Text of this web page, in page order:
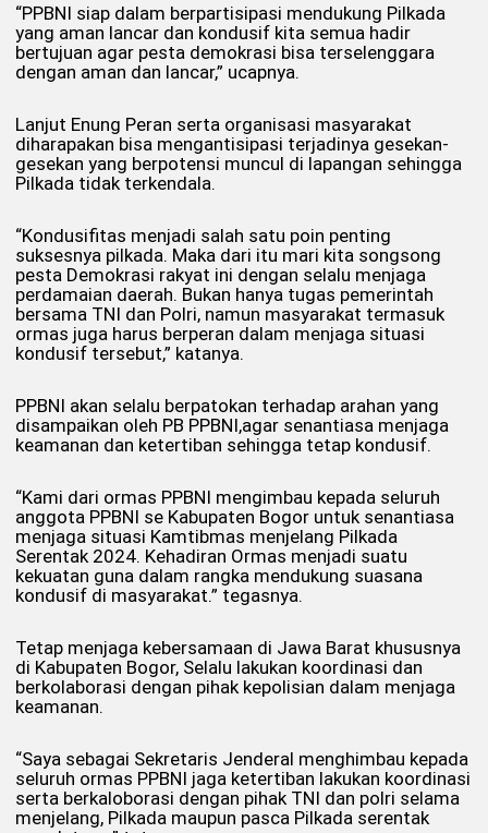
“PPBNI siap dalam berpartisipasi mendukung Pilkada
yang aman lancar dan kondusif kita semua hadir
bertujuan agar pesta demokrasi bisa terselenggara
dengan aman dan lancar,” ucapnya.
Lanjut Enung Peran serta organisasi masyarakat
diharapakan bisa mengantisipasi terjadinya gesekan-
gesekan yang berpotensi muncul di lapangan sehingga
Pilkada tidak terkendala.
“Kondusifitas menjadi salah satu poin penting
suksesnya pilkada. Maka dari itu mari kita songsong
pesta Demokrasi rakyat ini dengan selalu menjaga
perdamaian daerah. Bukan hanya tugas pemerintah
bersama TNI dan Polri, namun masyarakat termasuk
ormas juga harus berperan dalam menjaga situasi
kondusif tersebut,” katanya.
PPBNI akan selalu berpatokan terhadap arahan yang
disampaikan oleh PB PPBNI,agar senantiasa menjaga
keamanan dan ketertiban sehingga tetap kondusif.
“Kami dari ormas PPBNI mengimbau kepada seluruh
anggota PPBNI se Kabupaten Bogor untuk senantiasa
menjaga situasi Kamtibmas menjelang Pilkada
Serentak 2024. Kehadiran Ormas menjadi suatu
kekuatan guna dalam rangka mendukung suasana
kondusif di masyarakat.” tegasnya.
Tetap menjaga kebersamaan di Jawa Barat khususnya
di Kabupaten Bogor, Selalu lakukan koordinasi dan
berkolaborasi dengan pihak kepolisian dalam menjaga
keamanan.
“Saya sebagai Sekretaris Jenderal menghimbau kepada
seluruh ormas PPBNI jaga ketertiban lakukan koordinasi
serta berkaloborasi dengan pihak TNI dan polri selama
menjelang, Pilkada maupun pasca Pilkada serentak